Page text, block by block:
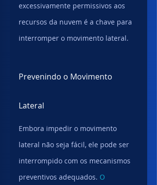
excessivamente permissivos aos
recursos da nuvem é a chave para
interromper o movimento lateral.
Prevenindo o Movimento
Lateral
Embora impedir o movimento
lateral não seja fácil, ele pode ser
interrompido com os mecanismos
preventivos adequados. O